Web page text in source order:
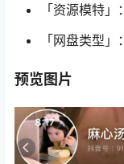
「资源模特
「网盘类型
预览图片